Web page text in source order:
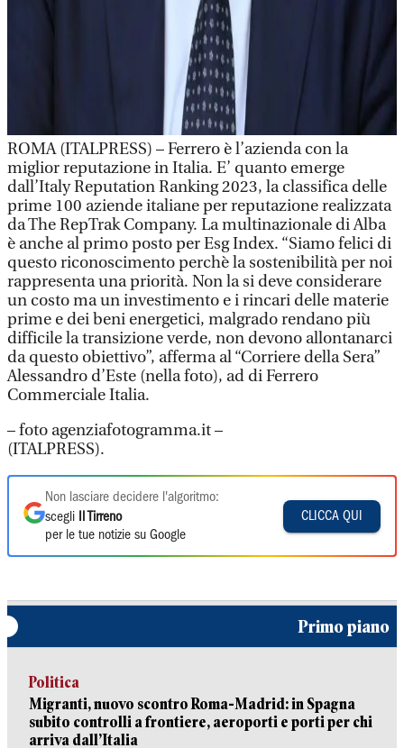
ROMA (ITALPRESS) – Ferrero è l’azienda con la
miglior reputazione in Italia. E’ quanto emerge
dall’Italy Reputation Ranking 2023, la classifica delle
prime 100 aziende italiane per reputazione realizzata
da The RepTrak Company. La multinazionale di Alba
è anche al primo posto per Esg Index. “Siamo felici di
questo riconoscimento perchè la sostenibilità per noi
rappresenta una priorità. Non la si deve considerare
un costo ma un investimento e i rincari delle materie
prime e dei beni energetici, malgrado rendano più
difficile la transizione verde, non devono allontanarci
da questo obiettivo”, afferma al “Corriere della Sera”
Alessandro d’Este (nella foto), ad di Ferrero
Commerciale Italia.
– foto agenziafotogramma.it –
(ITALPRESS).
Non lasciare decidere l'algoritmo:
scegli
Il Tirreno
per le tue notizie su Google
CLICCA QUI
Primo piano
Politica
Migranti, nuovo scontro Roma-Madrid: in Spagna
subito controlli a frontiere, aeroporti e porti per chi
arriva dall’Italia